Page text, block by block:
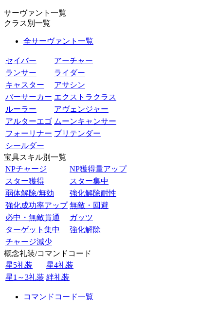
サーヴァント一覧
クラス別一覧
全サーヴァント一覧
セイバー
アーチャー
ランサー
ライダー
キャスター
アサシン
バーサーカー エクストラクラス
ルーラー
アヴェンジャー
アルターエゴ ムーンキャンサー
フォーリナー プリテンダー
シールダー
宝具スキル別一覧
NPチャージ
NP獲得量アップ
スター獲得
スター集中
弱体解除/無効
強化解除耐性
強化成功率アップ 無敵・回避
必中・無敵貫通
ガッツ
ターゲット集中
強化解除
チャージ減少
概念礼装/コマンドコード
星5礼装
星4礼装
星1～3礼装 絆礼装
コマンドコード一覧